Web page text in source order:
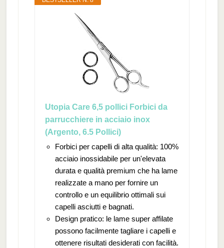
Utopia Care 6,5 pollici Forbici da
parrucchiere in acciaio inox
(Argento, 6.5 Pollici)
Forbici per capelli di alta qualità: 100%
acciaio inossidabile per un'elevata
durata e qualità premium che ha lame
realizzate a mano per fornire un
controllo e un equilibrio ottimali sui
capelli asciutti e bagnati.
Design pratico: le lame super affilate
possono facilmente tagliare i capelli e
ottenere risultati desiderati con facilità.